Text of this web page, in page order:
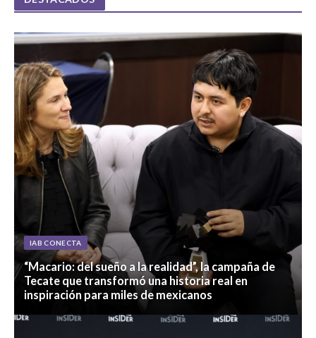
IAB CONECTA
“Macario: del sueño a la realidad”, la campaña de
Tecate que transformó una historia real en
inspiración para miles de mexicanos